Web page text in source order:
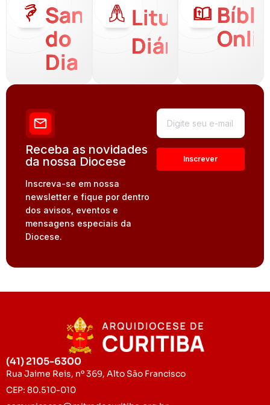
Santo
do
Dia
Liturgia
Diária
Receba as novidades
da nossa Diocese
Inscreva-se em nossa
newsletter e fique por dentro
dos avisos, eventos e
mensagens especiais da
Diocese.
(41) 2105-6300
Rua Jaime Reis, nº 369, Alto São Francisco
CEP: 80.510-010